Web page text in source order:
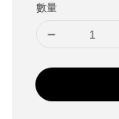
數量